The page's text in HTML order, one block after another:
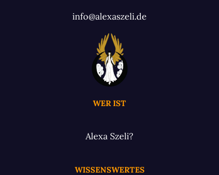
info@alexaszeli.de
WER IST
Alexa Szeli?
WISSENSWERTES